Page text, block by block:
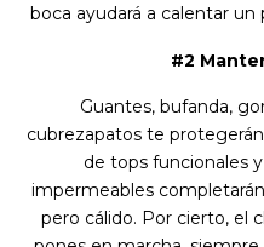
boca ayudará a calentar un
#2
Guantes, bufanda,
cubrezapatos te
de tops funcionales
impermeables
pero cálido. Por cierto, el